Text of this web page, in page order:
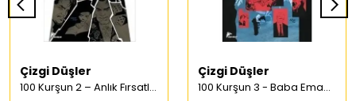
Çizgi Düşler
100 Kurşun 2 – Anlık Fırsatlar Türkçe Çizgi Roman
Çizgi Düşler
100 Kurşun 3 - Baba Emaneti Türkçe Çizgi Roman